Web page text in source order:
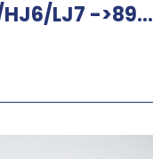
LJ7 ->89...